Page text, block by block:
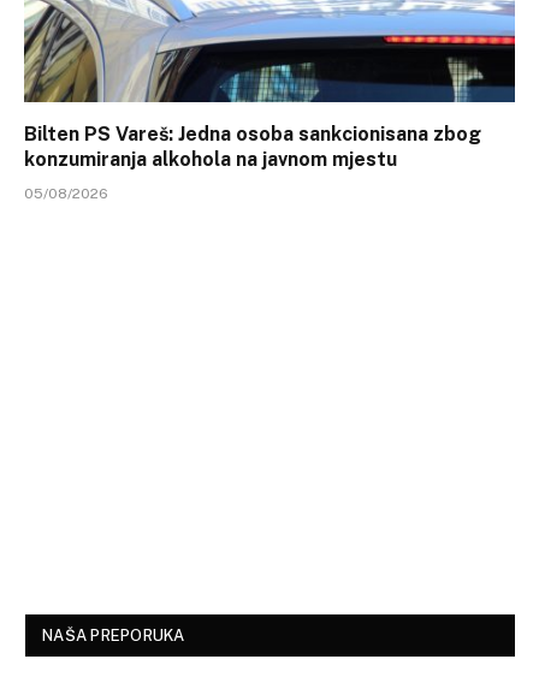
Bilten PS Vareš: Jedna osoba sankcionisana zbog
konzumiranja alkohola na javnom mjestu
05/08/2026
NAŠA PREPORUKA